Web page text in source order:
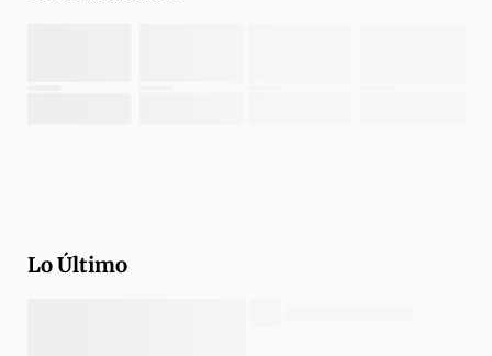
Lo Último